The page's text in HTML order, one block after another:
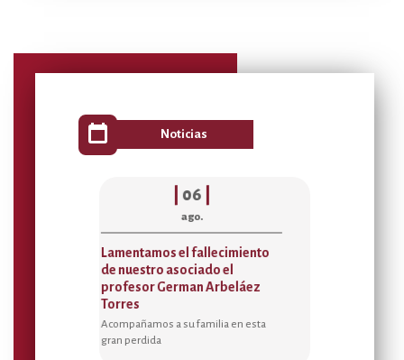
calendar_today Noticias
Lamentamos el fallecimiento
de nuestro asociado el
profesor German Arbeláez
Acompañamos a su familia en esta
gran perdida